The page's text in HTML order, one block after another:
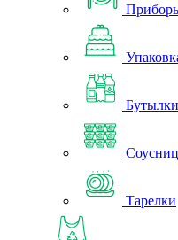
Тарелки